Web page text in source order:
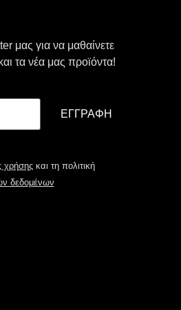
μας για να μαθαίνετε
τα νέα μας προϊόντα!
ΕΓΓΡΑΦΉ
χρήσηςκαι τη πολιτική
δεδομένων